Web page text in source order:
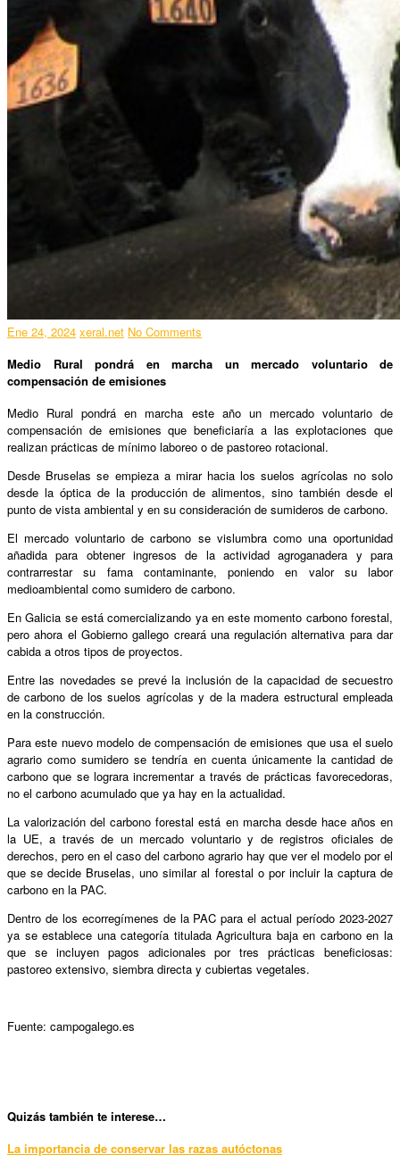
Ene 24, 2024 xeral.net No Comments
Medio Rural pondrá en marcha un mercado voluntario de
compensación de emisiones
Medio Rural pondrá en marcha este año un mercado voluntario de
compensación de emisiones que beneficiaría a las explotaciones que
realizan prácticas de mínimo laboreo o de pastoreo rotacional.
Desde Bruselas se empieza a mirar hacia los suelos agrícolas no solo
desde la óptica de la producción de alimentos, sino también desde el
punto de vista ambiental y en su consideración de sumideros de carbono.
El mercado voluntario de carbono se vislumbra como una oportunidad
añadida para obtener ingresos de la actividad agroganadera y para
contrarrestar su fama contaminante, poniendo en valor su labor
medioambiental como sumidero de carbono.
En Galicia se está comercializando ya en este momento carbono forestal,
pero ahora el Gobierno gallego creará una regulación alternativa para dar
cabida a otros tipos de proyectos.
Entre las novedades se prevé la inclusión de la capacidad de secuestro
de carbono de los suelos agrícolas y de la madera estructural empleada
en la construcción.
Para este nuevo modelo de compensación de emisiones que usa el suelo
agrario como sumidero se tendría en cuenta únicamente la cantidad de
carbono que se lograra incrementar a través de prácticas favorecedoras,
no el carbono acumulado que ya hay en la actualidad.
La valorización del carbono forestal está en marcha desde hace años en
la UE, a través de un mercado voluntario y de registros oficiales de
derechos, pero en el caso del carbono agrario hay que ver el modelo por el
que se decide Bruselas, uno similar al forestal o por incluir la captura de
carbono en la PAC.
Dentro de los ecorregímenes de la PAC para el actual período 2023-2027
ya se establece una categoría titulada Agricultura baja en carbono en la
que se incluyen pagos adicionales por tres prácticas beneficiosas:
pastoreo extensivo, siembra directa y cubiertas vegetales.
Fuente: campogalego.es
Quizás también te interese…
La importancia de conservar las razas autóctonas